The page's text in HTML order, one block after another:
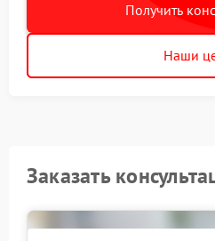
Получить
Наши
Заказать